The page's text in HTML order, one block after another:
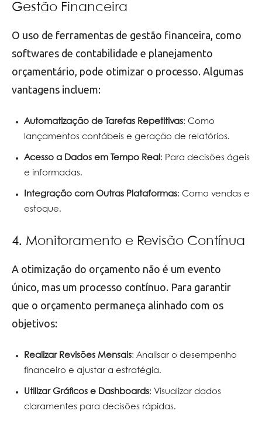
Gestão Financeira
O uso de ferramentas de gestão financeira, como
softwares de contabilidade e planejamento
orçamentário, pode otimizar o processo. Algumas
vantagens incluem:
Automatização de Tarefas Repetitivas: Como
lançamentos contábeis e geração de relatórios.
Acesso a Dados em Tempo Real : Para decisões ágeis
e informadas.
Integração com Outras Plataformas: Como vendas e
estoque.
4. Monitoramento e Revisão Contínua
A otimização do orçamento não é um evento
único, mas um processo contínuo. Para garantir
que o orçamento permaneça alinhado com os
objetivos:
Realizar Revisões Mensais: Analisar o desempenho
financeiro e ajustar a estratégia.
Utilizar Gráficos e Dashboards: Visualizar dados
claramentes para decisões rápidas.